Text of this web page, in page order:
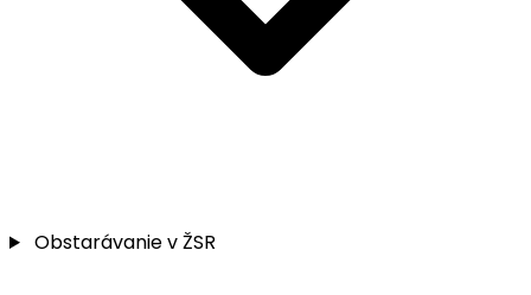
Obstarávanie v ŽSR